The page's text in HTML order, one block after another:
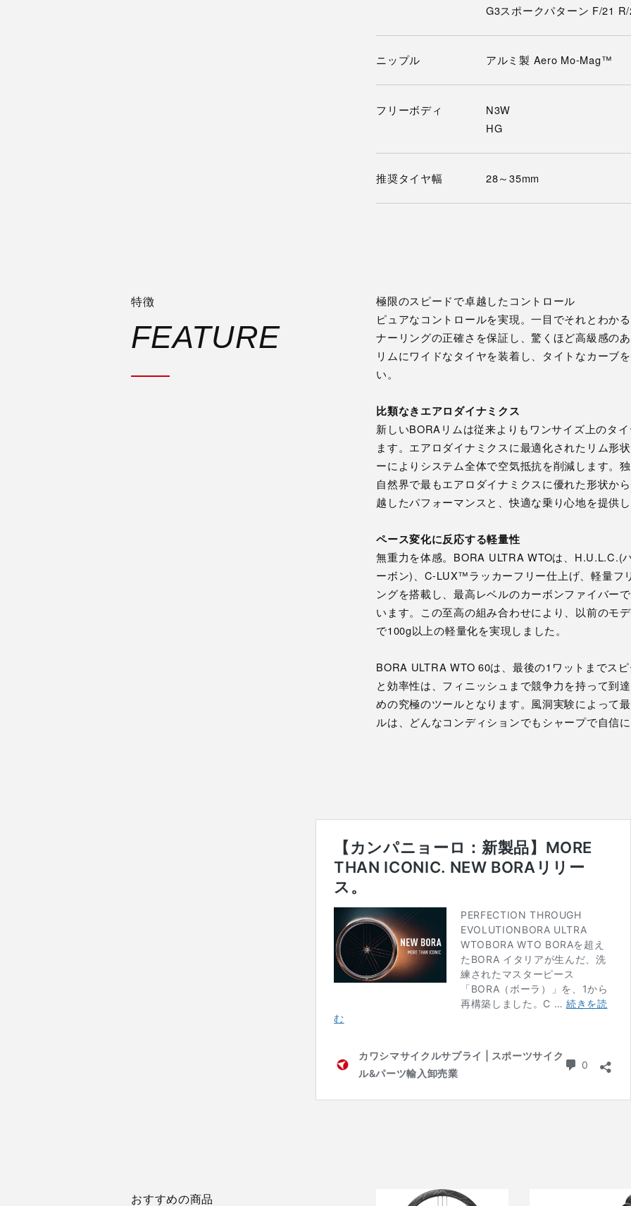
G3スポークパターン F/21
ニップル アルミ製 Aero Mo-Mag™
フリーボディ
N3W
HG
推奨タイヤ幅 28～35mm
特徴
FEATURE
極限のスピードで卓越したコントロール
ピュアなコントロールを実現。一目でそれとわか
ナーリングの正確さを保証し、驚くほど高級感の
リムにワイドなタイヤを装着し、タイトなカーブ
い。
比類なきエアロダイナミクス
新しいBORAリムは従来よりもワンサイズ上のタ
ます。エアロダイナミクスに最適化されたリム形
ーによりシステム全体で空気抵抗を削減します。
自然界で最もエアロダイナミクスに優れた形状か
越したパフォーマンスと、快適な乗り心地を提供
ペース変化に反応する軽量性
無重力を体感。BORA ULTRA WTOは、H.U.L.C.(
ーボン)、C-LUX™ラッカーフリー仕上げ、軽量
ングを搭載し、最高レベルのカーボンファイバー
います。この至高の組み合わせにより、以前のモ
で100g以上の軽量化を実現しました。
BORA ULTRA WTO 60は、最後の1ワットまでス
と効率性は、フィニッシュまで競争力を持って到
めの究極のツールとなります。風洞実験によって
ルは、どんなコンディションでもシャープで自信
おすすめの商品